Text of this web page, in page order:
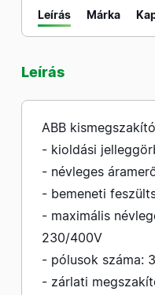
Leírás Márka
Leírás
ABB
- kioldási
- névleges
- bemeneti
- maximális
230/400V
- pólusok száma: 3
- zárlati